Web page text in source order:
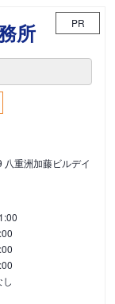
所 PR
重洲加藤ビルデイ
し